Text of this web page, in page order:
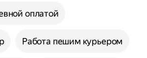
оплатой
Работа пешим курьером